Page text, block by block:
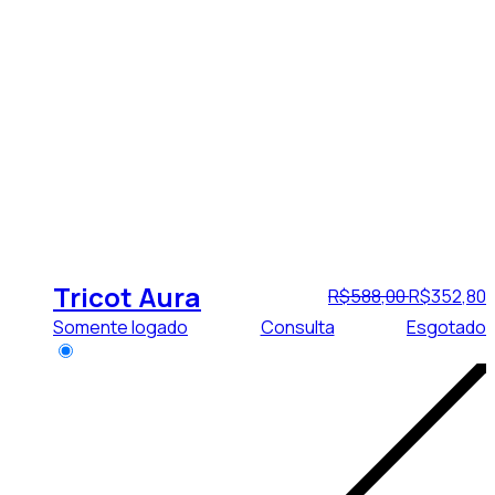
Tricot Aura R$588,00R$352,80
Somente logado
Consulta Esgotado